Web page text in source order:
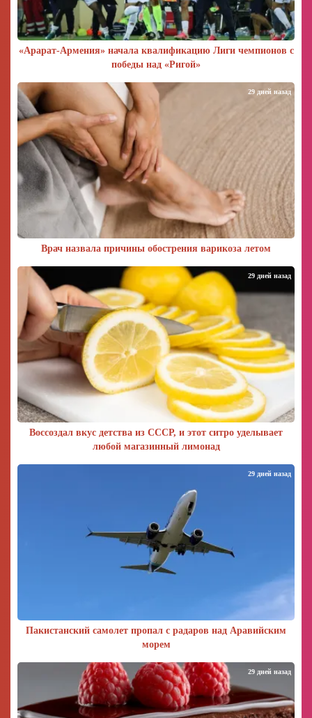
«Арарат‑Армения» начала квалификацию Лиги чемпионов с
победы над «Ригой»
Врач назвала причины обострения варикоза летом
29 дней назад
Воссоздал вкус детства из СССР, и этот ситро уделывает
любой магазинный лимонад
29 дней назад
Пакистанский самолет пропал с радаров над Аравийским
морем
29 дней назад
29 дней назад